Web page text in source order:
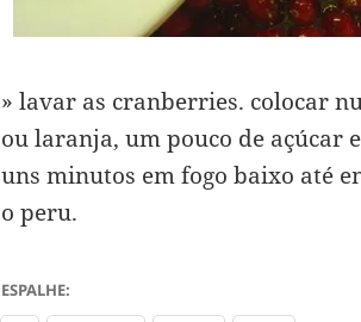
» lavar as cranberries. colocar
ou laranja, um pouco de açúcar
uns minutos em fogo baixo até
o peru.
ESPALHE: